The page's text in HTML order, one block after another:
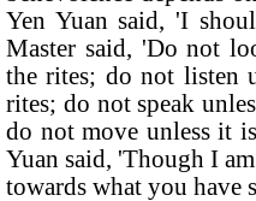
Yen Yuan said, 'I
Master said, 'Do not
the rites; do not listen
rites; do not speak
do not move unless it
Yuan said, 'Though I
towards what you have